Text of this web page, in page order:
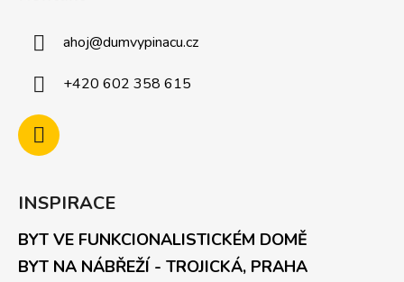
ahoj@dumvypinacu.cz
+420 602 358 615
INSPIRACE
BYT VE FUNKCIONALISTICKÉM DOMĚ
BYT NA NÁBŘEŽÍ - TROJICKÁ, PRAHA